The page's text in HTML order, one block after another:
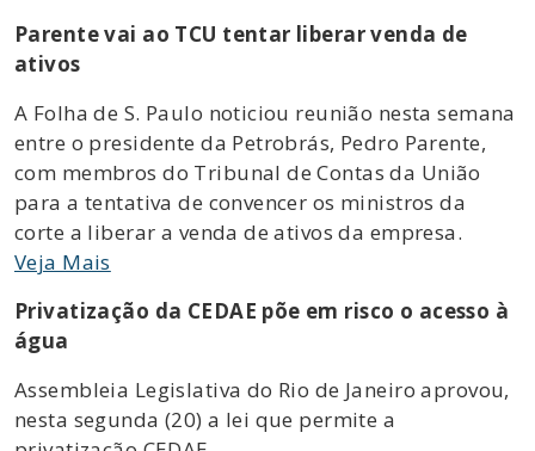
Parente vai ao TCU tentar liberar venda de
ativos
A Folha de S. Paulo noticiou reunião nesta semana
entre o presidente da Petrobrás, Pedro Parente,
com membros do Tribunal de Contas da União
para a tentativa de convencer os ministros da
corte a liberar a venda de ativos da empresa.
Veja Mais
Privatização da CEDAE põe em risco o acesso à
água
Assembleia Legislativa do Rio de Janeiro aprovou,
nesta segunda (20) a lei que permite a